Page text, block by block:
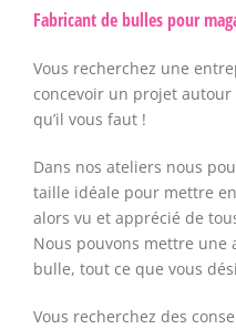
Fabricant de bulles pour
Vous recherchez une
concevoir un projet autour
qu’il vous faut !
Dans nos ateliers nous
taille idéale pour mettre
alors vu et apprécié de
Nous pouvons mettre une
bulle, tout ce que vous
Vous recherchez des